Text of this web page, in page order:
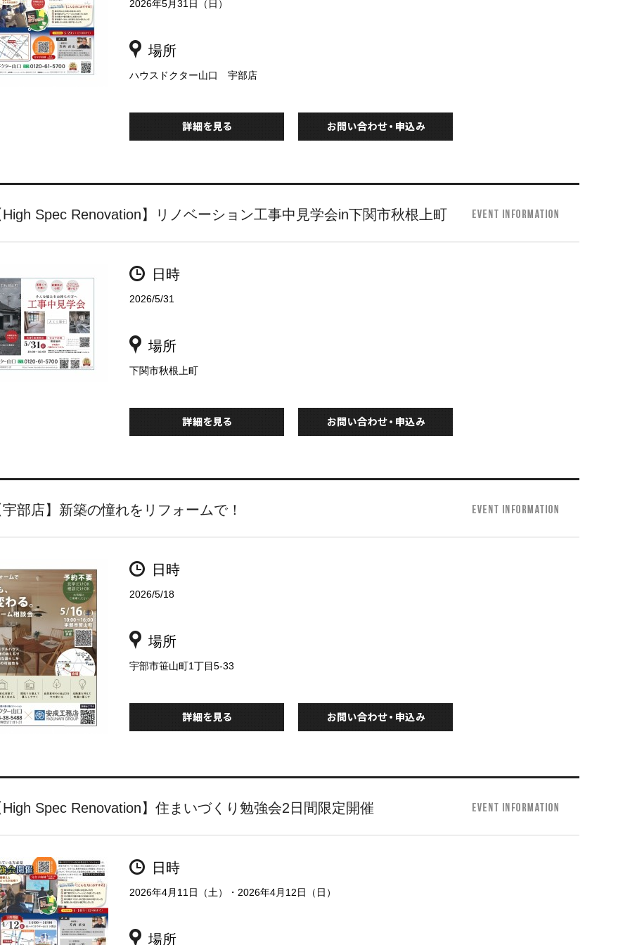
2026年5月31日（日）
場所
ハウスドクター山口 宇部店
High Spec Renovation】リノベーション工事中見学会in下関市秋根上町
日時
2026/5/31
場所
下関市秋根上町
部店】新築の憧れをリフォームで！
日時
2026/5/18
場所
宇部市笹山町1丁目5-33
Spec Renovation】住まいづくり勉強会2日間限定開催
日時
2026年4月11日（土）・2026年4月12日（日）
場所